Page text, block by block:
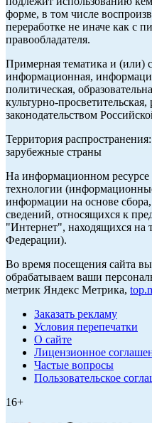
форме, в том числе
переработке не иначе как с
правообладателя.
Примерная тематика и (или)
информационная,
политическая,
культурно-
законодательством
Территория
зарубежные страны
На информационном ресурсе
технологии
информации на основе
сведений, относящихся к
"Интернет", находящихся на
Федерации).
Во время посещения сайта
обрабатываем ваши
метрик Яндекс Метрика,
Заказать рекламу
Условия перепечатки
О сайте
Лицензионное
Частые вопросы
Пользовательское
16+